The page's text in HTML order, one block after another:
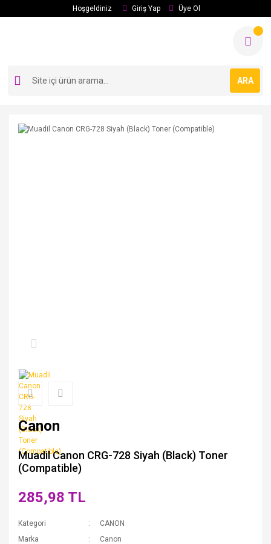
Hoşgeldiniz Giriş Yap Üye Ol
ARA
Canon
Muadil Canon CRG-728 Siyah (Black) Toner
(Compatible)
285,98 TL
Kategori
CANON
Marka
Canon